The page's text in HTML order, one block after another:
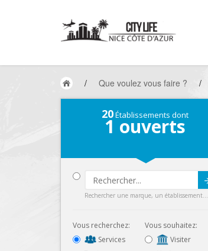
/ Que voulez vous faire ? /
20Établissements dont
1 ouverts
Rechercher une marque, un établissement...
Vous recherchez:
Services
Vous souhaitez:
Visiter